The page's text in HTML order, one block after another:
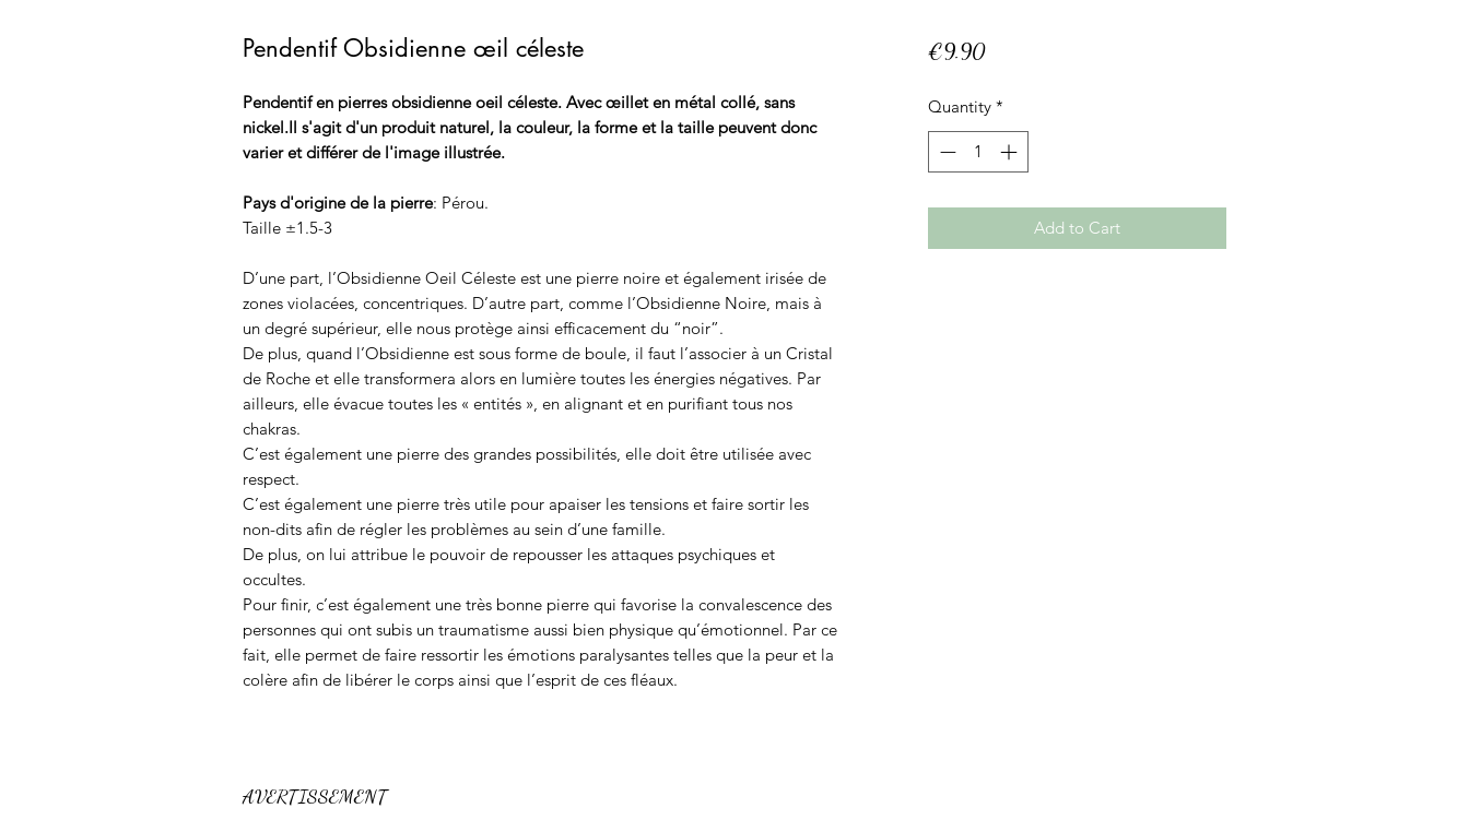
Pendentif Obsidienne œil céleste
Pendentif en pierres obsidienne oeil céleste. Avec œillet en métal collé, sans
nickel.Il s'agit d'un produit naturel, la couleur, la forme et la taille peuvent donc
varier et différer de l'image illustrée.
Pays d'origine de la pierre: Pérou.
Taille ±1.5-3
D’une part, l’Obsidienne Oeil Céleste est une pierre noire et également irisée de
zones violacées, concentriques. D’autre part, comme l’Obsidienne Noire, mais à
un degré supérieur, elle nous protège ainsi efficacement du “noir”.
De plus, quand l’Obsidienne est sous forme de boule, il faut l’associer à un Cristal
de Roche et elle transformera alors en lumière toutes les énergies négatives. Par
ailleurs, elle évacue toutes les « entités », en alignant et en purifiant tous nos
chakras.
C’est également une pierre des grandes possibilités, elle doit être utilisée avec
respect.
C’est également une pierre très utile pour apaiser les tensions et faire sortir les
non-dits afin de régler les problèmes au sein d’une famille.
De plus, on lui attribue le pouvoir de repousser les attaques psychiques et
occultes.
Pour finir, c’est également une très bonne pierre qui favorise la convalescence des
personnes qui ont subis un traumatisme aussi bien physique qu’émotionnel. Par ce
fait, elle permet de faire ressortir les émotions paralysantes telles que la peur et la
colère afin de libérer le corps ainsi que l’esprit de ces fléaux.
AVERTISSEMENT
€9.90Price
Quantity *
Add to Cart